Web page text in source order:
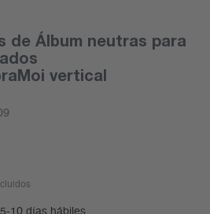
de Álbum neutras para
vertical
10 días hábiles